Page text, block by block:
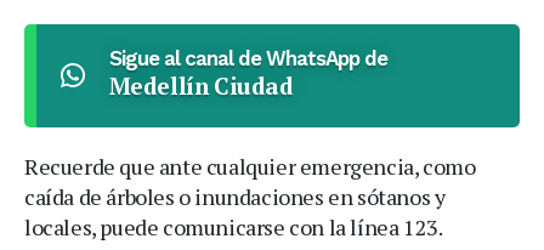
Sigue al canal de WhatsApp de
Medellín Ciudad
Recuerde que ante cualquier emergencia, como
caída de árboles o inundaciones en sótanos y
locales, puede comunicarse con la línea 123.